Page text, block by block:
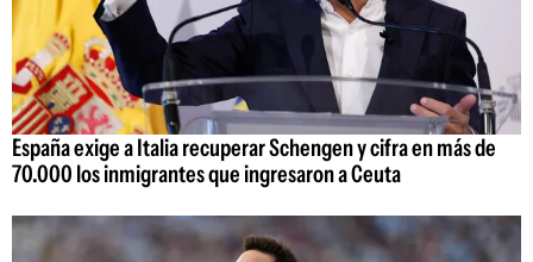
España exige a Italia recuperar Schengen y cifra en más de
70.000 los inmigrantes que ingresaron a Ceuta